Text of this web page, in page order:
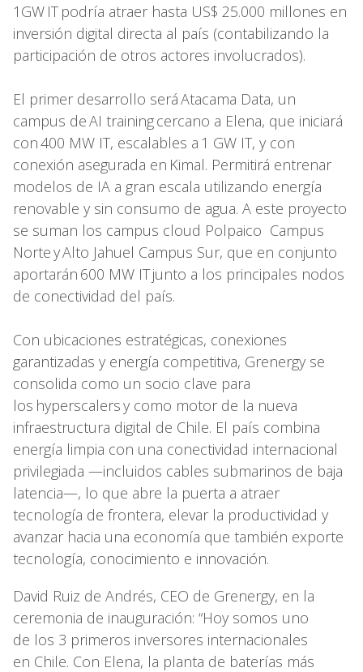
1GW IT podría atraer hasta US$ 25.000 millones en
inversión digital directa al país (contabilizando la
participación de otros actores involucrados).
El primer desarrollo será Atacama Data, un
campus de AI training cercano a Elena, que iniciará
con 400 MW IT, escalables a 1 GW IT, y con
conexión asegurada en Kimal. Permitirá entrenar
modelos de IA a gran escala utilizando energía
renovable y sin consumo de agua. A este proyecto
se suman los campus cloud Polpaico Campus
Norte y Alto Jahuel Campus Sur, que en conjunto
aportarán 600 MW IT junto a los principales nodos
de conectividad del país.
Con ubicaciones estratégicas, conexiones
garantizadas y energía competitiva, Grenergy se
consolida como un socio clave para
los hyperscalers y como motor de la nueva
infraestructura digital de Chile. El país combina
energía limpia con una conectividad internacional
privilegiada —incluidos cables submarinos de baja
latencia—, lo que abre la puerta a atraer
tecnología de frontera, elevar la productividad y
avanzar hacia una economía que también exporte
tecnología, conocimiento e innovación.
David Ruiz de Andrés, CEO de Grenergy, en la
ceremonia de inauguración: “Hoy somos uno
de los 3 primeros inversores internacionales
en Chile. Con Elena, la planta de baterías más